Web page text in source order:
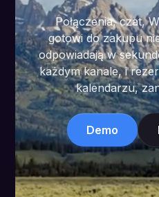
Połączenia, czat,
gotowi do zakupu
odpowiadają w
każdym kanale, i
kalendarzu,
Demo